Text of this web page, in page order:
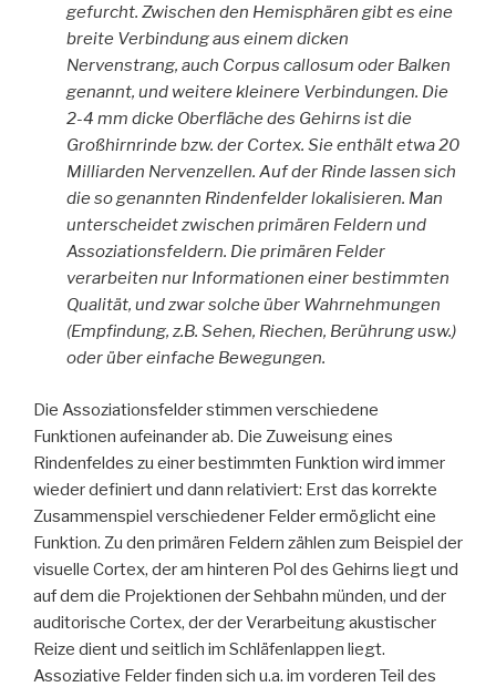
gefurcht. Zwischen den Hemisphären gibt es eine
breite Verbindung aus einem dicken
Nervenstrang, auch Corpus callosum oder Balken
genannt, und weitere kleinere Verbindungen. Die
2-4 mm dicke Oberfläche des Gehirns ist die
Großhirnrinde bzw. der Cortex. Sie enthält etwa 20
Milliarden Nervenzellen. Auf der Rinde lassen sich
die so genannten Rindenfelder lokalisieren. Man
unterscheidet zwischen primären Feldern und
Assoziationsfeldern. Die primären Felder
verarbeiten nur Informationen einer bestimmten
Qualität, und zwar solche über Wahrnehmungen
(Empfindung, z.B. Sehen, Riechen, Berührung usw.)
oder über einfache Bewegungen.
Die Assoziationsfelder stimmen verschiedene
Funktionen aufeinander ab. Die Zuweisung eines
Rindenfeldes zu einer bestimmten Funktion wird immer
wieder definiert und dann relativiert: Erst das korrekte
Zusammenspiel verschiedener Felder ermöglicht eine
Funktion. Zu den primären Feldern zählen zum Beispiel der
visuelle Cortex, der am hinteren Pol des Gehirns liegt und
auf dem die Projektionen der Sehbahn münden, und der
auditorische Cortex, der der Verarbeitung akustischer
Reize dient und seitlich im Schläfenlappen liegt.
Assoziative Felder finden sich u.a. im vorderen Teil des